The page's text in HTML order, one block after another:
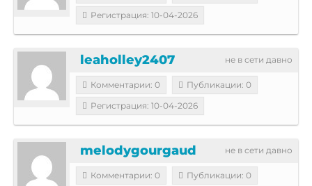
Регистрация: 10-04-2026
не в сети давно
leaholley2407
Комментарии: 0
Публикации: 0
Регистрация: 10-04-2026
не в сети давно
melodygourgaud
Комментарии: 0
Публикации: 0